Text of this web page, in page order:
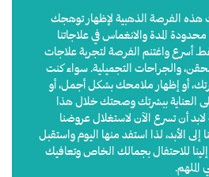
هذه الفرصة الذهبية لإظهار توهجك
المدة والانغماس في علاجاتنا
أسرع واغتنم الفرصة لتجربة علاجات
والجراحات التجميلية. سواء كنت
أو إظهار ملامحك بشكل أجمل، أو
العناية ببشرتك وصحتك خلال هذا
أن تسرع الآن لاستغلال عروضنا
الأبد، لذا استفد منها اليوم واستقبل
للاحتفال بجمالك الخاص وتعافيك